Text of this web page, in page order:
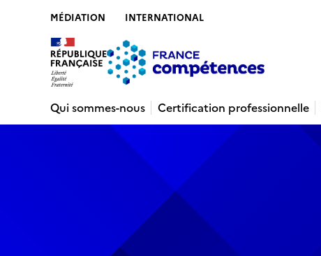
MÉDIATION INTERNATIONAL
Qui sommes-nous
Certification professionnelle